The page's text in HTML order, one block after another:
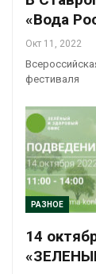
«Вода
Окт 11, 2022
фестиваля
РАЗНОЕ
14